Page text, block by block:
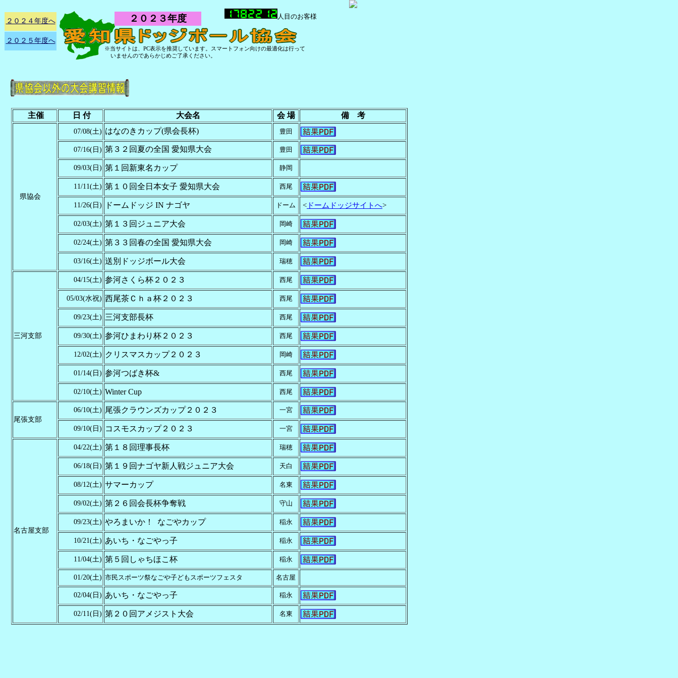
主催 日 付 大会名 会 場 備 考
県協会
07/08(土) はなのきカップ(県会長杯) 豊田
07/16(日) 第３２回夏の全国 愛知県大会 豊田
09/03(日) 第１回新東名カップ 静岡
11/11(土) 第１０回全日本女子 愛知県大会 西尾
11/26(日) ドームドッジ IN ナゴヤ ドーム < ドームドッジサイトへ>
02/03(土) 第１３回ジュニア大会 岡崎
02/24(土) 第３３回春の全国 愛知県大会 岡崎
03/16(土) 送別ドッジボール大会 瑞穂
三河支部
04/15(土) 参河さくら杯２０２３ 西尾
05/03(水祝) 西尾茶Ｃｈａ杯２０２３ 西尾
09/23(土) 三河支部長杯 西尾
09/30(土) 参河ひまわり杯２０２３ 西尾
12/02(土) クリスマスカップ２０２３ 岡崎
01/14(日) 参河つばき杯& 西尾
02/10(土) Winter Cup 西尾
尾張支部
06/10(土) 尾張クラウンズカップ２０２３ 一宮
09/10(日) コスモスカップ２０２３ 一宮
名古屋支部
04/22(土) 第１８回理事長杯 瑞穂
06/18(日) 第１９回ナゴヤ新人戦ジュニア大会 天白
08/12(土) サマーカップ 名東
09/02(土) 第２６回会長杯争奪戦 守山
09/23(土) やろまいか！ なごやカップ 稲永
10/21(土) あいち・なごやっ子 稲永
11/04(土) 第５回しゃちほこ杯 稲永
01/20(土) 市民スポーツ祭なごや子どもスポーツフェスタ 名古屋
02/04(日) あいち・なごやっ子 稲永
02/11(日) 第２０回アメジスト大会 名東
人目のお客様
２０２３年度
２０２４年度へ
２０２５年度へ
※当サイトは、PC表示を推奨しています。スマートフォン向けの最適化は行って
いませんのであらかじめご了承ください。